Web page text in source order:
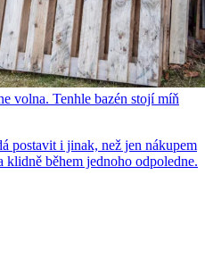
volna. Tenhle bazén stojí míň
postavit i jinak, než jen nákupem
klidně během jednoho odpoledne.